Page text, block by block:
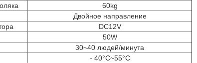
60kg
Двойное направление
DC12V
50W
30~40 людей/минута
- 40°C~55°C